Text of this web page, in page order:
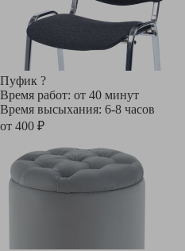
Пуфик ?
Время работ: от 40 минут
Время высыхания: 6-8 часов
от 400 ₽